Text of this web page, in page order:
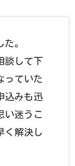
。
談して下
っていた
込みも迅
い迷うこ
く解決し